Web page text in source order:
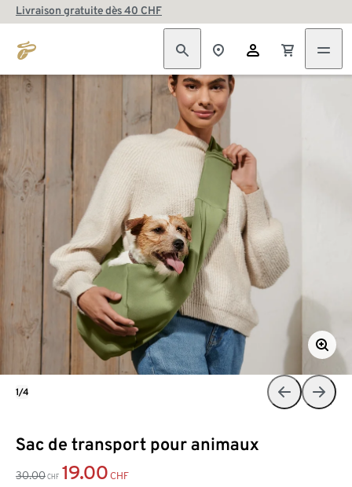
Livraison gratuite dès 40 CHF
Sac de transport pour animaux
30.00 CHF 19.00 CHF
1/4